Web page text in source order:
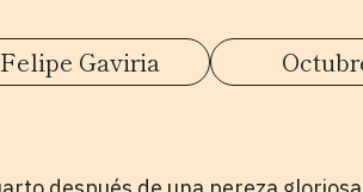
Gaviria